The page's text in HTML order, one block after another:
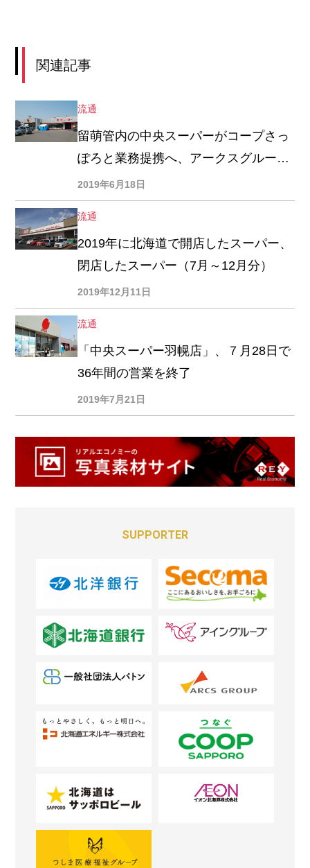
関連記事
流通
留萌管内の中央スーパーがコープさっ
ぽろと業務提携へ、アークスグループ
とは提携解消
2019年6月18日
流通
2019年に北海道で開店したスーパー、
閉店したスーパー（7月～12月分）
2019年12月11日
流通
「中央スーパー羽幌店」、７月28日で
36年間の営業を終了
2019年7月21日
SUPPORTER